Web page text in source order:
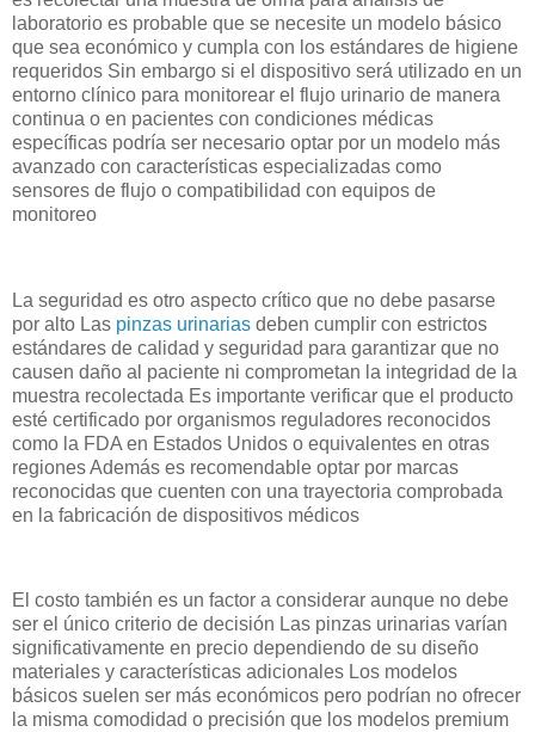
laboratorio es probable que se necesite un modelo básico
que sea económico y cumpla con los estándares de higiene
requeridos Sin embargo si el dispositivo será utilizado en un
entorno clínico para monitorear el flujo urinario de manera
continua o en pacientes con condiciones médicas
específicas podría ser necesario optar por un modelo más
avanzado con características especializadas como
sensores de flujo o compatibilidad con equipos de
monitoreo
La seguridad es otro aspecto crítico que no debe pasarse
por alto Las pinzas urinarias deben cumplir con estrictos
estándares de calidad y seguridad para garantizar que no
causen daño al paciente ni comprometan la integridad de la
muestra recolectada Es importante verificar que el producto
esté certificado por organismos reguladores reconocidos
como la FDA en Estados Unidos o equivalentes en otras
regiones Además es recomendable optar por marcas
reconocidas que cuenten con una trayectoria comprobada
en la fabricación de dispositivos médicos
El costo también es un factor a considerar aunque no debe
ser el único criterio de decisión Las pinzas urinarias varían
significativamente en precio dependiendo de su diseño
materiales y características adicionales Los modelos
básicos suelen ser más económicos pero podrían no ofrecer
la misma comodidad o precisión que los modelos premium